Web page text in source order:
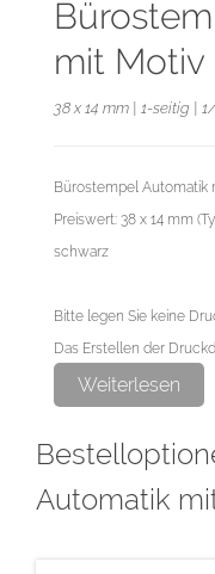
mit Motiv
38 x 14 mm | 1-seitig |
Bürostempel Automatik
Preiswert: 38 x 14 mm
schwarz
Bitte legen Sie keine
Das Erstellen der
exklusiven Service.
Weiterlesen
Automatik